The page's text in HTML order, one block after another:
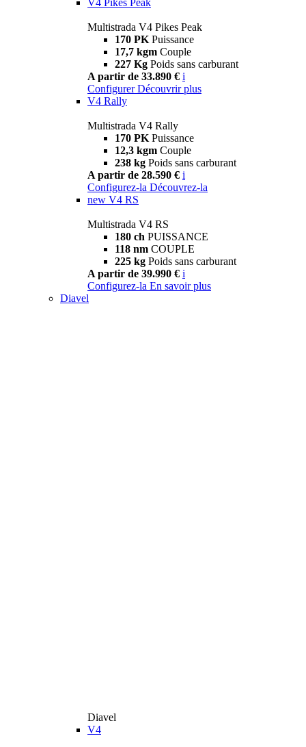
Multistrada V4 Pikes Peak
170 PK Puissance
17,7 kgm Couple
227 Kg Poids sans carburant
A partir de 33.890 € i
Configurer Découvrir plus
V4 Rally
Multistrada V4 Rally
170 PK Puissance
12,3 kgm Couple
238 kg Poids sans carburant
A partir de 28.590 € i
Configurez-la Découvrez-la
new V4 RS
Multistrada V4 RS
180 ch PUISSANCE
118 nm COUPLE
225 kg Poids sans carburant
A partir de 39.990 € i
Configurez-la En savoir plus
Diavel
Diavel
V4